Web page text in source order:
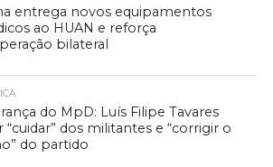
entrega novos equipamentos
ao HUAN e reforça
bilateral
do MpD: Luís Filipe Tavares
“cuidar” dos militantes e “corrigir o
do partido